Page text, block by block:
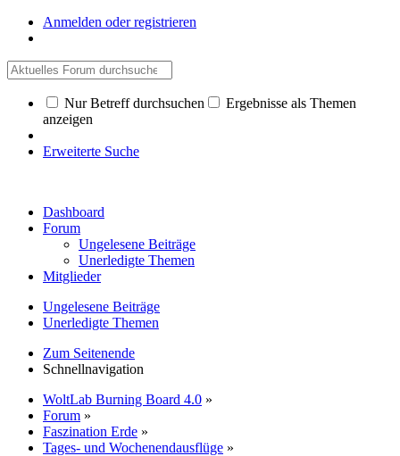
Anmelden oder registrieren
Nur Betreff durchsuchen
Ergebnisse als Themen
anzeigen
Erweiterte Suche
Dashboard
Forum
Ungelesene Beiträge
Unerledigte Themen
Mitglieder
Ungelesene Beiträge
Unerledigte Themen
Zum Seitenende
Schnellnavigation
WoltLab Burning Board 4.0 »
Forum »
Faszination Erde »
Tages- und Wochenendausflüge »